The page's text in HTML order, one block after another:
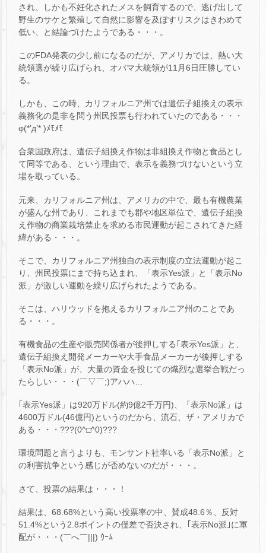
され、しかも不妊化されたメスを飼育するので、逃げ出して
野生のサケと繁殖して自然に影響を及ぼすリスクはきわめて
低い、と結論づけたようである・・・。
このFDA発表の少し前になるのだが、アメリカでは、熱い大
統領選が繰り広げられ、オバマ大統領が11月6日圧勝してい
る。
しかも、この時、カリフォルニア州では遺伝子組換えの表示
義務化の是非を問う州民投票も行われていたのである・・・
φ(*’д’* )ﾒﾓﾒﾓ
合衆国政府は、遺伝子組換え作物は非組換え作物と食品とし
て同等である、という理由で、表示を義務づけないという立
場を取っている。
元来、カリフォルニア州は、アメリカの中で、最も有機農業
が盛んな州であり、これまでも郡や地区単位で、遺伝子組換
え作物の商業栽培禁止を求める市民運動が起こされてきた経
緯がある・・・。
そこで、カリフォルニア州独自の表示制度の立法運動が起こ
り、州民投票にまで持ち込まれ、「表示Yes派」と「表示No
派」が激しい運動を繰り広げられたようである。
そこは、ハリウッドを抱えるカリフォルニア州のことであ
る・・・。
有機食品の生産や販売関係者が後押しする｢表示Yes派」と、
遺伝子組換え開発メーカーや大手食品メーカーが後押しする
「表示No派」が、大量の資金を投じての熾烈な選挙合戦だっ
たらしい・・・(￣▽￣;)アハハ…
｢表示Yes派」は920万ドル(約9億2千万円)、「表示No派」は
4600万ドル(46億円)というのだから、流石、ザ・アメリカで
ある・・・???(0^□^0)???
環境問題と言うよりも、モンサント社率いる「表示No派」と
の利害抗争という感じが否めないのだが・・・。
さて、投票の結果は・・・！
結果は、68.68%という高い投票率の中、賛成48.6％、反対
51.4%という2.8ポイントの僅差で否決され、｢表示No派｣に軍
配が・・・(￣へ￣|||) ｳｰﾑ